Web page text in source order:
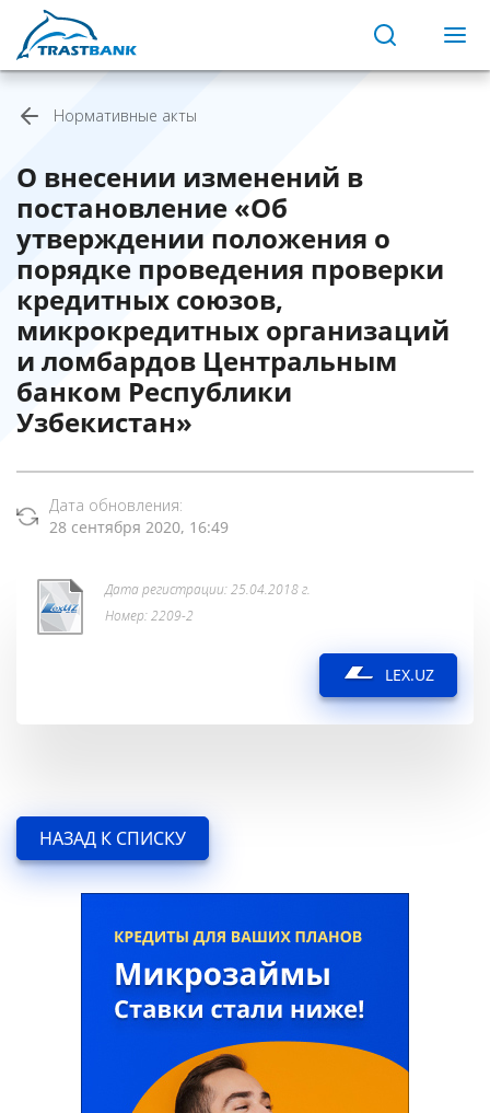
Нормативные акты
О внесении изменений в
постановление «Об
утверждении положения о
порядке проведения проверки
кредитных союзов,
микрокредитных организаций
и ломбардов Центральным
банком Республики
Узбекистан»
Дата обновления:
28 сентября 2020, 16:49
Дата регистрации: 25.04.2018 г.
Номер: 2209-2
LEX.UZ
НАЗАД К СПИСКУ